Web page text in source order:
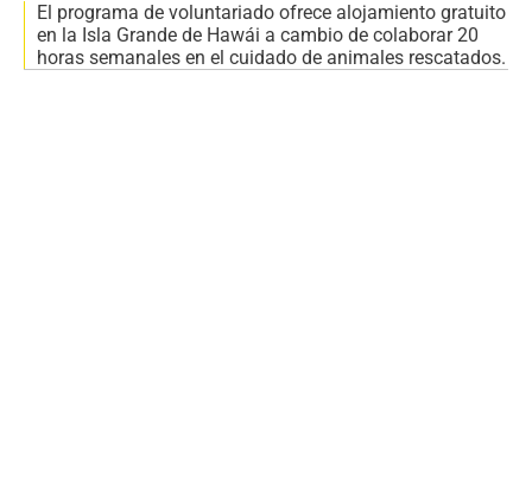
El programa de voluntariado ofrece alojamiento gratuito
en la Isla Grande de Hawái a cambio de colaborar 20
horas semanales en el cuidado de animales rescatados.